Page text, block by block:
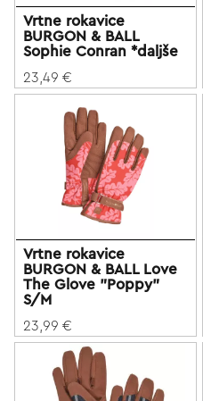
Vrtne rokavice
BURGON & BALL
Sophie Conran *daljše
23,49 €
Vrtne rokavice
BURGON & BALL Love
The Glove "Poppy"
S/M
23,99 €